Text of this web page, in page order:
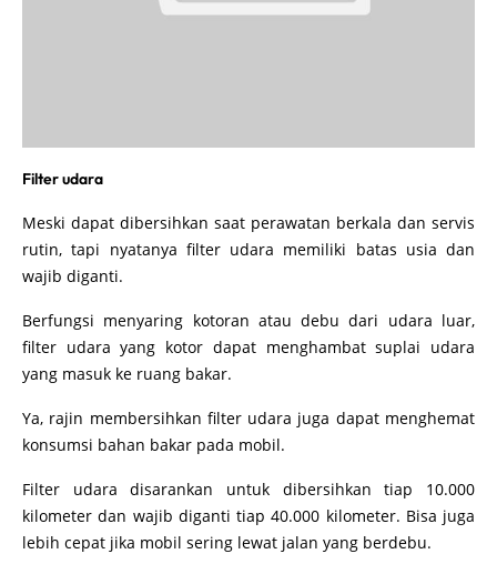
Filter udara
Meski dapat dibersihkan saat perawatan berkala dan servis
rutin, tapi nyatanya filter udara memiliki batas usia dan
wajib diganti.
Berfungsi menyaring kotoran atau debu dari udara luar,
filter udara yang kotor dapat menghambat suplai udara
yang masuk ke ruang bakar.
Ya, rajin membersihkan filter udara juga dapat menghemat
konsumsi bahan bakar pada mobil.
Filter udara disarankan untuk dibersihkan tiap 10.000
kilometer dan wajib diganti tiap 40.000 kilometer. Bisa juga
lebih cepat jika mobil sering lewat jalan yang berdebu.